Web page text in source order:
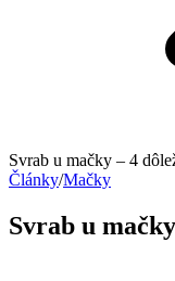
Svrab u mačky – 4
Články/Mačky
Svrab u